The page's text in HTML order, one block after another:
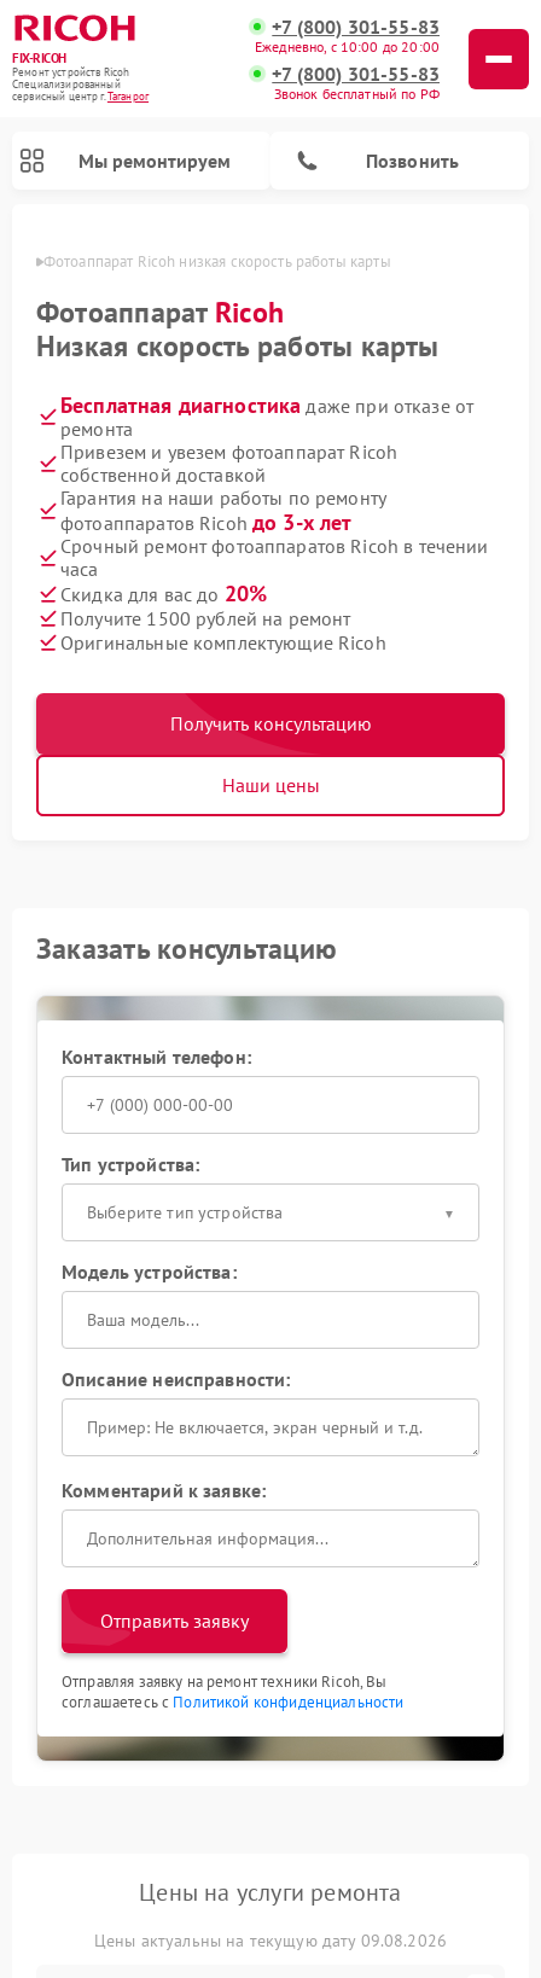
FIX-RICOH
Ремонт устройств Ricoh
Специализированный
cервисный центр г.Таганрог
+7 (800) 301-55-83
Ежедневно, с 10:00 до 20:00
+7 (800) 301-55-83
Звонок бесплатный по РФ
Мы ремонтируем Позвонить
Фотоаппарат Ricoh низкая скорость работы карты
Фотоаппарат Ricoh
Низкая скорость работы карты
Бесплатная диагностика даже при отказе от
ремонта
Привезем и увезем фотоаппарат Ricoh
собственной доставкой
Гарантия на наши работы по ремонту
фотоаппаратов Ricohдо 3-х лет
Срочный ремонт фотоаппаратов Ricoh в течении
часа
Скидка для вас до 20%
Получите 1500 рублей на ремонт
Оригинальные комплектующие Ricoh
Получить консультацию
Наши цены
Заказать консультацию
Контактный телефон:
Тип устройства:
Выберите тип устройства
Модель устройства:
Описание неисправности:
Комментарий к заявке:
Отправить заявку
Отправляя заявку на ремонт техники Ricoh, Вы
соглашаетесь с Политикой конфиденциальности
Цены на услуги ремонта
Цены актуальны на текущую дату 09.08.2026